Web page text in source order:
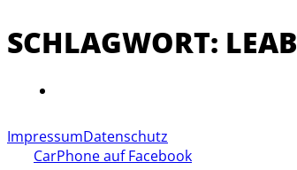
SCHLAGWORT: LEAB
ImpressumDatenschutz
CarPhone auf Facebook